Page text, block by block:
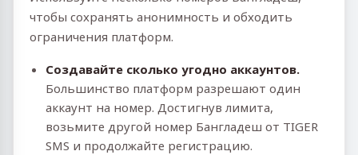
чтобы сохранять анонимность и обходить
ограничения платформ.
Создавайте сколько угодно аккаунтов.
Большинство платформ разрешают один
аккаунт на номер. Достигнув лимита,
возьмите другой номер Бангладеш от TIGER
SMS и продолжайте регистрацию.